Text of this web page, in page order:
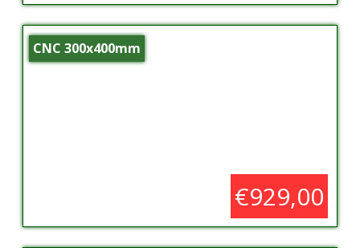
CNC 300x400mm
€929,00